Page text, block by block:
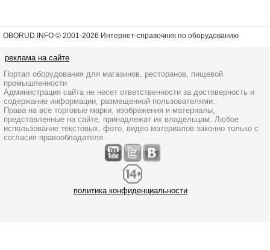
OBORUD.INFO © 2001-2026 Интернет-справочник по оборудованию
реклама на сайте
Портал оборудования для магазинов, ресторанов, пищевой
промышленности
Администрация сайта не несет ответственности за достоверность и
содержание информации, размещенной пользователями.
Права на все торговые марки, изображения и материалы,
представленные на сайте, принадлежат их владельцам. Любое
использование текстовых, фото, видео материалов законно только с
согласия правообладателя
политика конфиденциальности